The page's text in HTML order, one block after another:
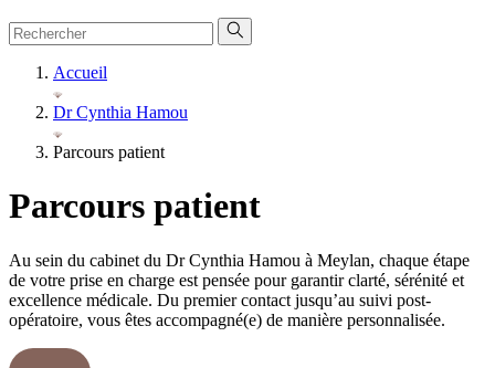
Accueil
Dr Cynthia Hamou
Parcours patient
Parcours patient
Au sein du cabinet du Dr Cynthia Hamou à Meylan, chaque étape
de votre prise en charge est pensée pour garantir clarté, sérénité et
excellence médicale. Du premier contact jusqu’au suivi post-
opératoire, vous êtes accompagné(e) de manière personnalisée.